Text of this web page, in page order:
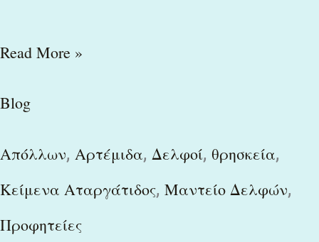
Read More »
Blog
Απόλλων, Αρτέμιδα, Δελφοί, θρησκεία,
Κείμενα Αταργάτιδος, Μαντείο Δελφών,
Προφητείες